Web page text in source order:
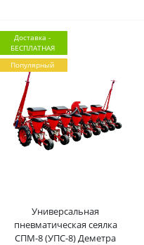
Доставка -
БЕСПЛАТНАЯ
Популярный
Универсальная
пневматическая сеялка
СПМ-8 (УПС-8) Деметра